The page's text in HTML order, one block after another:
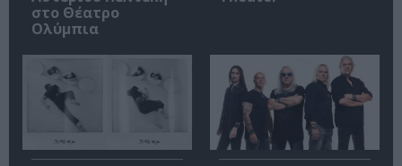
στο Θέατρο
Ολύμπια